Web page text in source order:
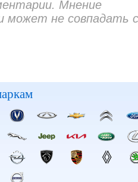
Мнение
может не совпадать с